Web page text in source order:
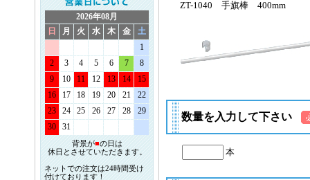
2026年08月
日
月 火 水 木 金
土
1
2
3 4 5 6 7
8
9
10 11 12 13 14
15
16
17 18 19 20 21
22
23
24 25 26 27 28
29
30
31
背景が■の日は
休日とさせていただきます。
ネットでの注文は24時間受け
付けております！
ZT-1040 手旗棒 400mm
数量を入力して下さい
本